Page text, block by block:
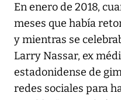
En enero de 2018,
meses que había
y mientras se
Larry Nassar, ex
estadonidense de
redes sociales para